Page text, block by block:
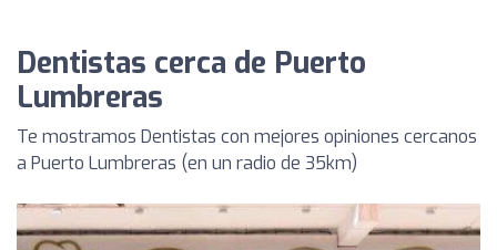
Dentistas cerca de Puerto
Lumbreras
Te mostramos Dentistas con mejores opiniones cercanos
a Puerto Lumbreras (en un radio de 35km)